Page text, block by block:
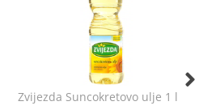
Zvijezda Suncokretovo ulje 1 l